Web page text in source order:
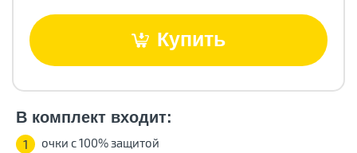
Купить
В комплект входит:
1 очки с 100% защитой